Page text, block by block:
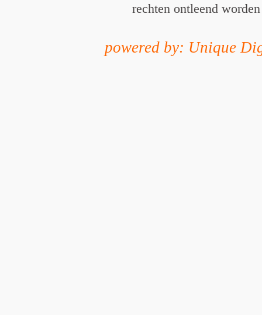
rechten ontleend worden
powered by: Unique